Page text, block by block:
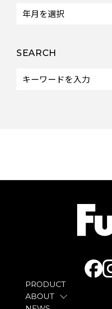
SEARCH
PRODUCT
ABOUT